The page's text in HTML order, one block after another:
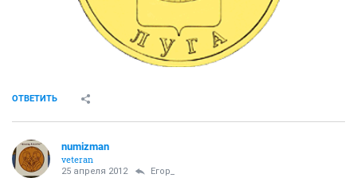
ОТВЕТИТЬ
numizman
veteran
25 апреля 2012 Егор_